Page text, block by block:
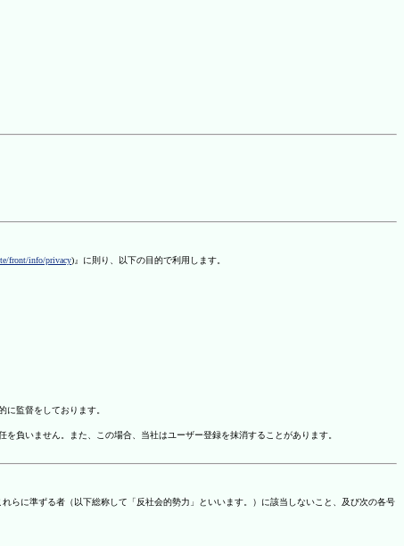
front/info/privacy)』に則り、以下の目的で利用します。
監督をしております。
負いません。また、この場合、当社はユーザー登録を抹消することがあります。
らに準ずる者（以下総称して「反社会的勢力」といいます。）に該当しないこと、及び次の各号